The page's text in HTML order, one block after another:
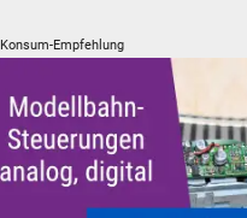
Konsum-Empfehlung